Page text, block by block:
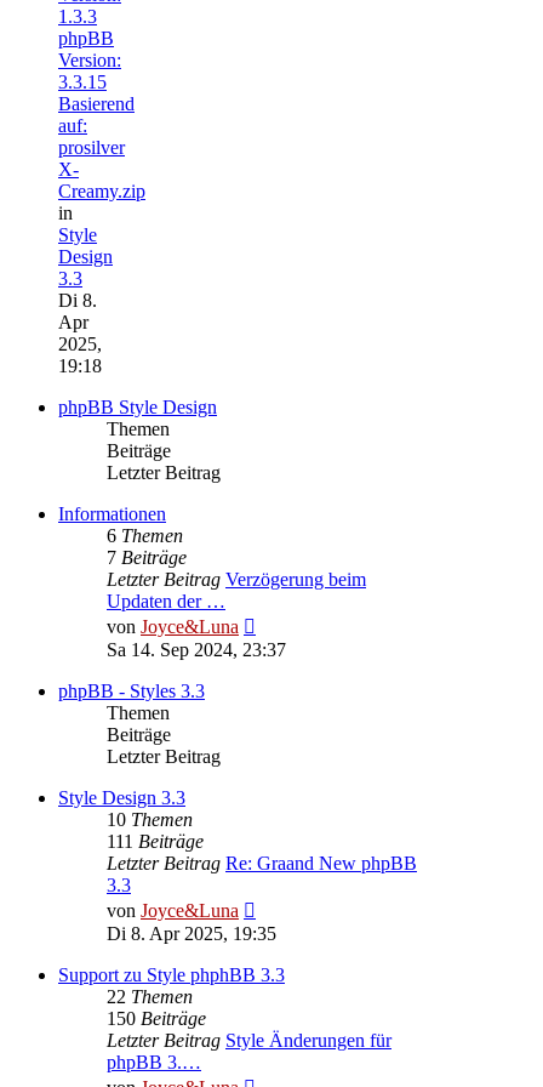
1.3.3
phpBB
Version:
3.3.15
Basierend
auf:
prosilver
X-
Creamy.zip
in
Style
Design
3.3
Di 8.
Apr
2025,
19:18
phpBB Style Design
Themen
Beiträge
Letzter Beitrag
Informationen
6 Themen
7 Beiträge
Letzter Beitrag Verzögerung beim
Updaten der …
von Joyce&Luna
Beitrag
Sa 14. Sep 2024, 23:37
phpBB - Styles 3.3
Themen
Beiträge
Letzter Beitrag
Style Design 3.3
10 Themen
111 Beiträge
Letzter Beitrag Re: Graand New phpBB
3.3
von Joyce&Luna
Beitrag
Di 8. Apr 2025, 19:35
Support zu Style phphBB 3.3
22 Themen
150 Beiträge
Letzter Beitrag Style Änderungen für
phpBB 3.…